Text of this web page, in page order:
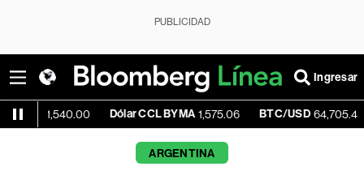
PUBLICIDAD
Ingresar
Dólar CCL BYMA 1,575.06 BTC/USD 64,705.46 -0.12%
ARGENTINA